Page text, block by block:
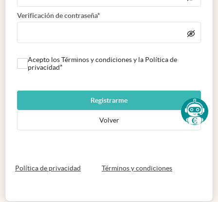
Verificación de contraseña*
Acepto los Términos y condiciones y la Política de
privacidad*
Registrarme
Volver
Política de privacidad abre en nueva pestaña
Términos y condicionesabre en nueva